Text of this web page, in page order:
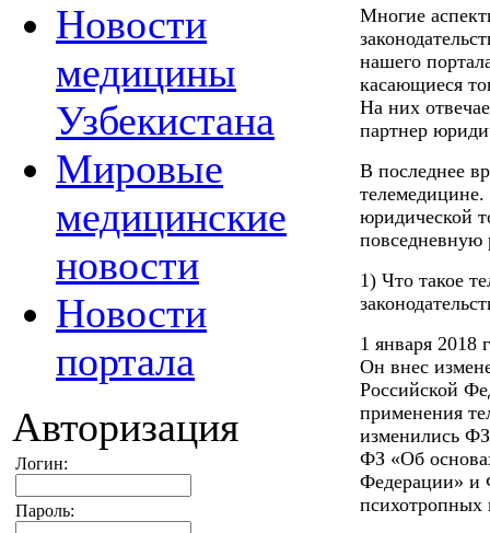
Новости
медицины
Узбекистана
Мировые
медицинские
новости
Новости
портала
Авторизация
Логин:
Пароль:
Многие
нашего
касающиеся
На них
партнер
В последнее
юридической
повседневную
1) Что такое
1 января 2018
Он внес
Российской
применения
изменились
ФЗ «Об
Федерации» и
психотропных